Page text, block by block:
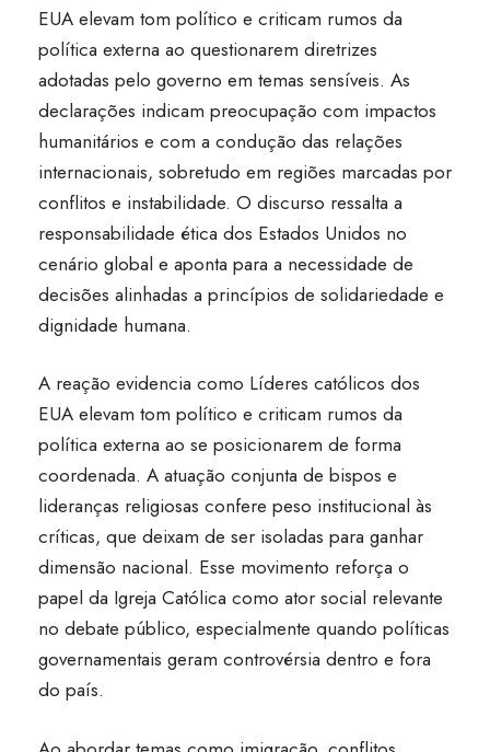
EUA elevam tom político e criticam rumos da
política externa ao questionarem diretrizes
adotadas pelo governo em temas sensíveis. As
declarações indicam preocupação com impactos
humanitários e com a condução das relações
internacionais, sobretudo em regiões marcadas por
conflitos e instabilidade. O discurso ressalta a
responsabilidade ética dos Estados Unidos no
cenário global e aponta para a necessidade de
decisões alinhadas a princípios de solidariedade e
dignidade humana.
A reação evidencia como Líderes católicos dos
EUA elevam tom político e criticam rumos da
política externa ao se posicionarem de forma
coordenada. A atuação conjunta de bispos e
lideranças religiosas confere peso institucional às
críticas, que deixam de ser isoladas para ganhar
dimensão nacional. Esse movimento reforça o
papel da Igreja Católica como ator social relevante
no debate público, especialmente quando políticas
governamentais geram controvérsia dentro e fora
do país.